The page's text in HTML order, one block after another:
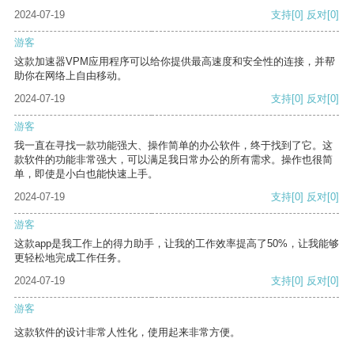
2024-07-19 支持[0] 反对[0]
游客
这款加速器VPM应用程序可以给你提供最高速度和安全性的连接，并帮
助你在网络上自由移动。
2024-07-19
支持[0] 反对[0]
游客
我一直在寻找一款功能强大、操作简单的办公软件，终于找到了它。这
款软件的功能非常强大，可以满足我日常办公的所有需求。操作也很简
单，即使是小白也能快速上手。
2024-07-19
支持[0] 反对[0]
游客
这款app是我工作上的得力助手，让我的工作效率提高了50%，让我能够
更轻松地完成工作任务。
2024-07-19
支持[0] 反对[0]
游客
这款软件的设计非常人性化，使用起来非常方便。